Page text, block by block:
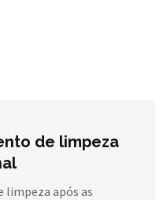
de limpeza
limpeza após as